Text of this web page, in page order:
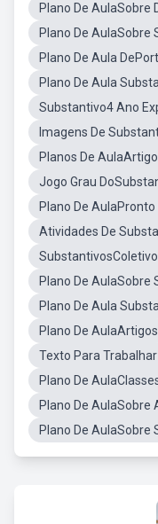
Plano De AulaSobre
Plano De AulaSobre
Plano De Aula
Plano De Aula
Substantivo4 Ano
Imagens De
Planos De
Jogo Grau
Plano De
Atividades De
Plano De AulaSobre
Plano De Aula
Plano De AulaArtigos
Texto Para
Plano De
Plano De AulaSobre
Plano De AulaSobre